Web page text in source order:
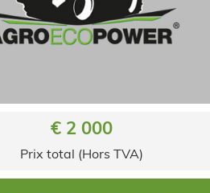
€ 2 000
Prix total (Hors TVA)